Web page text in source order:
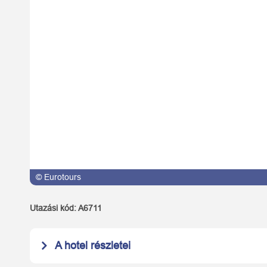
© Eurotours
Utazási kód:A6711
A hotel részletei